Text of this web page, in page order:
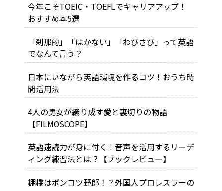
今年こそTOEIC・TOEFLでキャリアアップ！
おすすめ本5選
「刹那的」「はかない」「わびさび」って英語
でなんて言う？
日本にいながら英語環境を作るコツ！おうち時
間活用法
4人の男女が織り成す愛と裏切りの物語
【FILMOSCOPE】
英語速読力が身に付く！音声を活用するリーデ
ィング練習法とは？【ブックレビュー】
棚橋はポンコツ野郎！？外国人プロレスラーの